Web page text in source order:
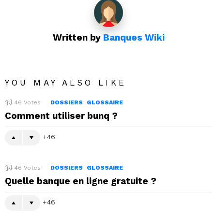
Written by Banques Wiki
YOU MAY ALSO LIKE
46 Votes DOSSIERS GLOSSAIRE
Comment utiliser bunq ?
46
46 Votes DOSSIERS GLOSSAIRE
Quelle banque en ligne gratuite ?
46